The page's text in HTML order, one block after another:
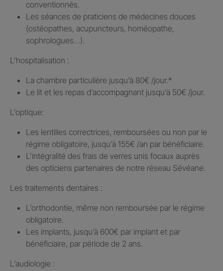
conventionnés.​
Les séances de praticiens de médecines douces
(ostéopathes, acupuncteurs, homéopathe,
sophrologues…).​
L’hospitalisation : ​
La chambre particulière jusqu’à 80€ /jour.​*
Le lit et les repas d’accompagnant jusqu’à 50€ /jour.​
L’optique:
Les lentilles correctrices, remboursées ou non par le
régime obligatoire, jusqu’à 155€ /an par bénéficiaire.​
L’intégralité des frais de verres unis focaux auprès
des opticiens partenaires de notre réseau Sévéane.​
Les traitements dentaires : ​
L’orthodontie, même non remboursée par le régime
obligatoire.​
Les implants, jusqu’à 600€ par implant et par
bénéficiaire, par période de 2 ans.
L’audiologie :